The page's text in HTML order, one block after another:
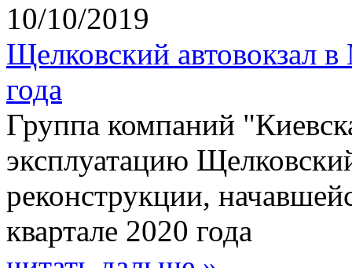
10/10/2019
Щелковский автовокзал
года
Группа компаний
эксплуатацию
реконструкции,
квартале 2020 года